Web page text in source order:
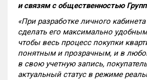
и связям с общественностью
«При разработке личного
сделать его максимально
чтобы весь процесс покупки
понятным и прозрачным, и в
в свою учетную запись,
актуальный статус в режиме